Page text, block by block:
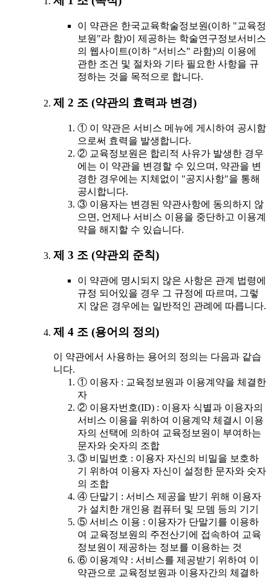
이 약관은 한국교육학술정보원(이하 "교육정
보원"라 함)이 제공하는 학술연구정보서비스
의 웹사이트(이하 "서비스" 라함)의 이용에
관한 조건 및 절차와 기타 필요한 사항을 규
정하는 것을 목적으로 합니다.
제 2 조 (약관의 효력과 변경)
① 이 약관은 서비스 메뉴에 게시하여 공시함
으로써 효력을 발생합니다.
② 교육정보원은 합리적 사유가 발생한 경우
에는 이 약관을 변경할 수 있으며, 약관을 변
경한 경우에는 지체없이 "공지사항"을 통해
공시합니다.
③ 이용자는 변경된 약관사항에 동의하지 않
으면, 언제나 서비스 이용을 중단하고 이용계
약을 해지할 수 있습니다.
제 3 조 (약관외 준칙)
이 약관에 명시되지 않은 사항은 관계 법령에
규정 되어있을 경우 그 규정에 따르며, 그렇
지 않은 경우에는 일반적인 관례에 따릅니다.
제 4 조 (용어의 정의)
이 약관에서 사용하는 용어의 정의는 다음과 같습
니다.
① 이용자 : 교육정보원과 이용계약을 체결한
자
② 이용자번호(ID) : 이용자 식별과 이용자의
서비스 이용을 위하여 이용계약 체결시 이용
자의 선택에 의하여 교육정보원이 부여하는
문자와 숫자의 조합
③ 비밀번호 : 이용자 자신의 비밀을 보호하
기 위하여 이용자 자신이 설정한 문자와 숫자
의 조합
④ 단말기 : 서비스 제공을 받기 위해 이용자
가 설치한 개인용 컴퓨터 및 모뎀 등의 기기
⑤ 서비스 이용 : 이용자가 단말기를 이용하
여 교육정보원의 주전산기에 접속하여 교육
정보원이 제공하는 정보를 이용하는 것
⑥ 이용계약 : 서비스를 제공받기 위하여 이
약관으로 교육정보원과 이용자간의 체결하